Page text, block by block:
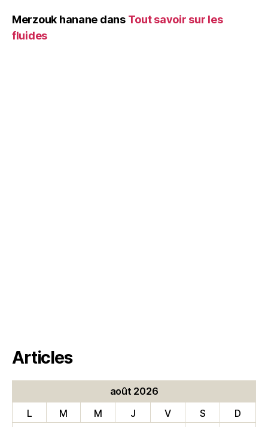
Merzouk hanane dans Tout savoir sur les
fluides
Articles
août 2026
L
M M J V S
D